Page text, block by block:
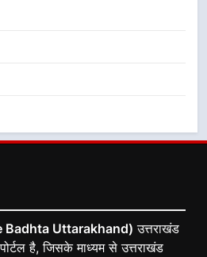
Badhta Uttarakhand) उत्तराखंड
है, जिसके माध्यम से उत्तराखंड